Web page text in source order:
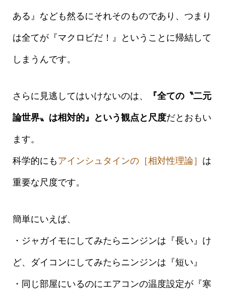
ある』なども然るにそれそのものであり、つまり
は全てが『マクロビだ！』ということに帰結して
しまうんです。
さらに見逃してはいけないのは、 『全ての〝二元
論世界〟は相対的』という観点と尺度だとおもい
ます。
科学的にもアインシュタインの［相対性理論］ は
重要な尺度です。
簡単にいえば、
・ジャガイモにしてみたらニンジンは『長い』け
ど、ダイコンにしてみたらニンジンは『短い』
・同じ部屋にいるのにエアコンの温度設定が『寒